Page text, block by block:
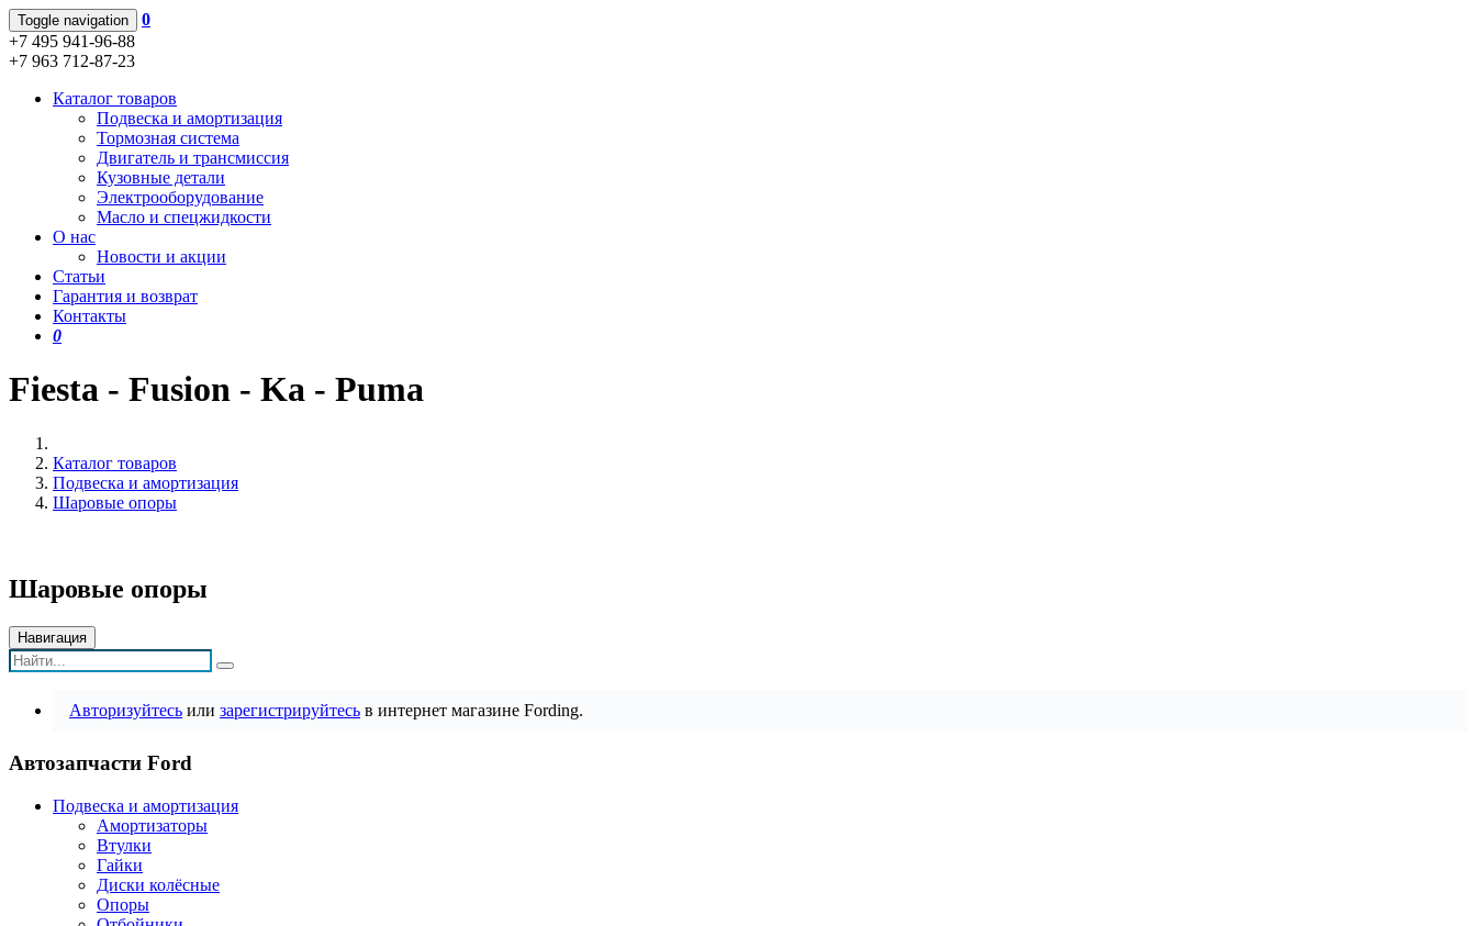
Toggle navigation
0
+7 495 941-96-88
+7 963 712-87-23
Каталог товаров
Подвеска и амортизация
Тормозная система
Двигатель и трансмиссия
Кузовные детали
Электрооборудование
Масло и спецжидкости
О нас
Новости и акции
Статьи
Гарантия и возврат
Контакты
0
Fiesta - Fusion - Ka - Puma
Каталог товаров
Подвеска и амортизация
Шаровые опоры
Шаровые опоры
Навигация
Авторизуйтесь или зарегистрируйтесь в интернет магазине Fording.
Автозапчасти Ford
Подвеска и амортизация
Амортизаторы
Втулки
Гайки
Диски колёсные
Опоры